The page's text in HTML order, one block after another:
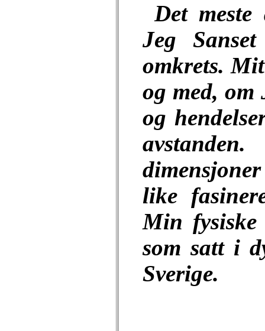
Det meste
Jeg
omkrets.
og med,
og
like
Min
som satt i
Sverige.